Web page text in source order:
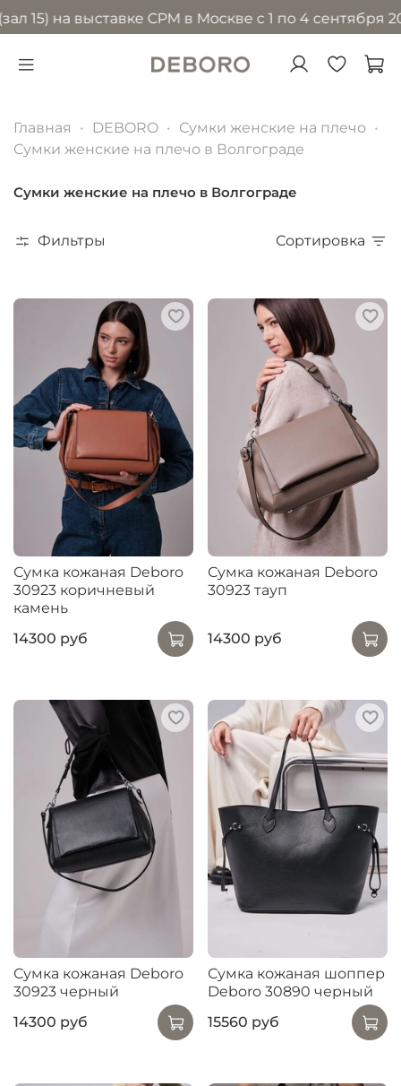
выставке CPM в Москве с 1 по 4 сентября 2026
Главная DEBORO
Сумки женские на плечо
Сумки женские на плечо в Волгограде
Сумки женские на плечо в Волгограде
Фильтры Сортировка
Сумка кожаная Deboro
30923 коричневый
камень
14300 руб
Сумка кожаная Deboro
30923 тауп
14300 руб
Сумка кожаная Deboro
30923 черный
14300 руб
Сумка кожаная шоппер
Deboro 30890 черный
15560 руб